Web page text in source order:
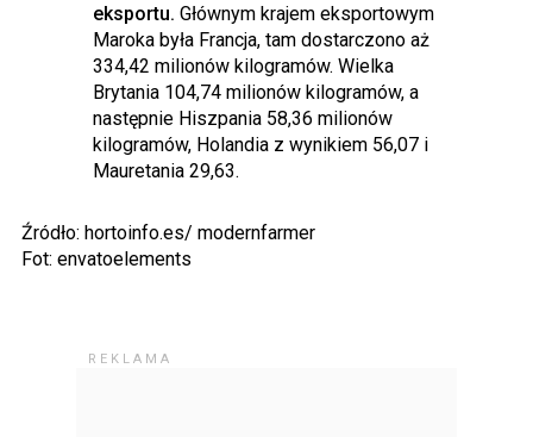
eksportu. Głównym krajem eksportowym
Maroka była Francja, tam dostarczono aż
334,42 milionów kilogramów. Wielka
Brytania 104,74 milionów kilogramów, a
następnie Hiszpania 58,36 milionów
kilogramów, Holandia z wynikiem 56,07 i
Mauretania 29,63.
Źródło: hortoinfo.es/ modernfarmer
Fot: envatoelements